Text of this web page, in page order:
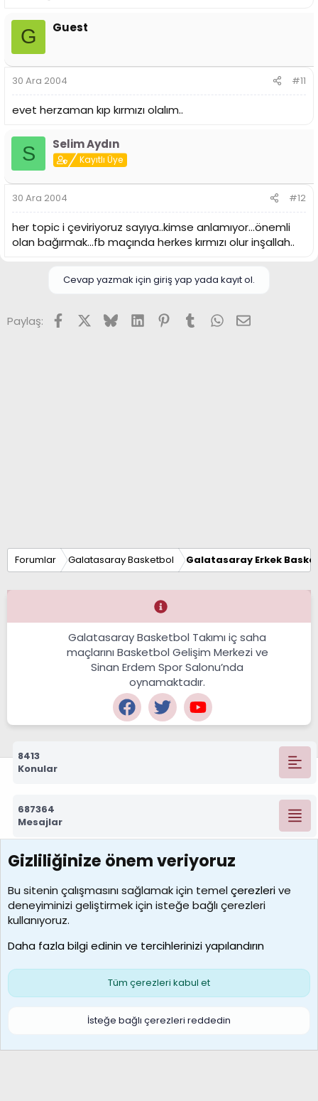
G Guest
30 Ara 2004 #11
evet herzaman kıp kırmızı olalım..
S Selim Aydın
Kayıtlı Üye
30 Ara 2004 #12
her topic i çeviriyoruz sayıya..kimse anlamıyor...önemli
olan bağırmak...fb maçında herkes kırmızı olur inşallah..
Cevap yazmak için giriş yap yada kayıt ol.
Paylaş: FacebookX (Twitter)
BlueskyLinkedInPinterest
TumblrWhatsApp
E-posta
Forumlar Galatasaray Basketbol Galatasaray Erkek
Galatasaray Basketbol Takımı iç saha
maçlarını Basketbol Gelişim Merkezi ve
Sinan Erdem Spor Salonu’nda
oynamaktadır.
8413
Konular
687364
Mesajlar
7392
Kullanıcılar
MosesBrownHayranı
Son üye
Çerezler
S
Gizliliğinize önem veriyoruz
Bu sitenin çalışmasını sağlamak için temelçerezlerive
deneyiminizi geliştirmek için isteğe bağlı çerezleri
kullanıyoruz.
Daha fazla bilgi edinin ve tercihlerinizi yapılandırın
Tüm çerezleri kabul et
İsteğe bağlı çerezleri reddedin